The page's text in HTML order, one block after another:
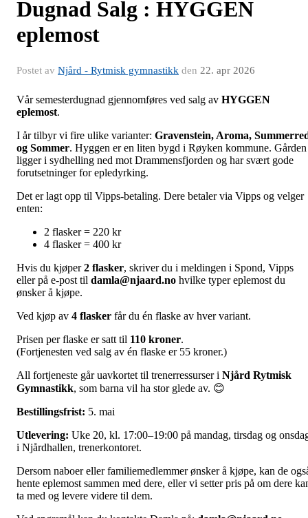
Dugnad Salg : HYGGEN
eplemost
Postet av Njård - Rytmisk gymnastikk den 22. apr 2026
Vår semesterdugnad gjennomføres ved salg av HYGGEN
eplemost.
I år tilbyr vi fire ulike varianter: Gravenstein, Aroma,
og Sommer. Hyggen er en liten bygd i Røyken kommune. Gården
ligger i sydhelling ned mot Drammensfjorden og har svært gode
forutsetninger for epledyrking.
Det er lagt opp til Vipps-betaling. Dere betaler via Vipps og velger
enten:
2 flasker = 220 kr
4 flasker = 400 kr
Hvis du kjøper2 flasker, skriver du i meldingen i Spond, Vipps
eller på e-post til damla@njaard.no hvilke typer eplemost du
ønsker å kjøpe.
Ved kjøp av 4 flasker får du én flaske av hver variant.
Prisen per flaske er satt til 110 kroner.
(Fortjenesten ved salg av én flaske er 55 kroner.)
All fortjeneste går uavkortet til trenerressurser i Njård Rytmisk
Gymnastikk, som barna vil ha stor glede av. 😊
Bestillingsfrist: 5. mai
Utlevering: Uke 20, kl. 17:00–19:00 på mandag, tirsdag og
i Njårdhallen, trenerkontoret.
Dersom naboer eller familiemedlemmer ønsker å kjøpe, kan de
hente eplemost sammen med dere, eller vi setter pris på om dere
ta med og levere videre til dem.